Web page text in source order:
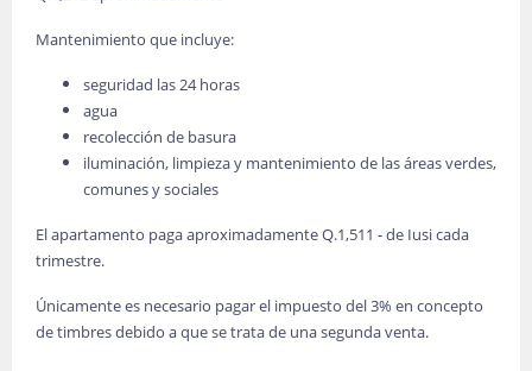
Mantenimiento que incluye:
seguridad las 24 horas
agua
recolección de basura
iluminación, limpieza y mantenimiento de las áreas verdes,
comunes y sociales
El apartamento paga aproximadamente Q.1,511 - de Iusi cada
trimestre.
Únicamente es necesario pagar el impuesto del 3% en concepto
de timbres debido a que se trata de una segunda venta.